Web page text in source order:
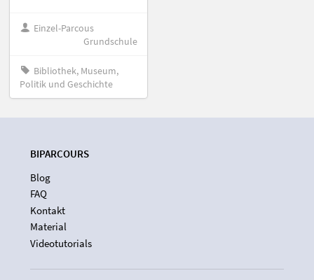
Einzel-Parcous
Grundschule
Bibliothek, Museum,
Politik und Geschichte
BIPARCOURS
Blog
FAQ
Kontakt
Material
Videotutorials